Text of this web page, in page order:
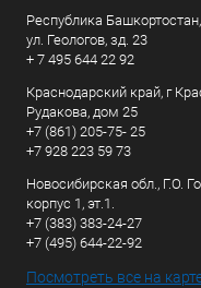
Республика
ул. Геологов, зд. 23
+ 7 495 644 22 92
Краснодарский край, г
Рудакова, дом 25
+7 (861) 205-75- 25
+7 928 223 59 73
Новосибирская обл., Г.О.
корпус 1, эт.1.
+7 (383) 383-24-27
+7 (495) 644-22-92
Посмотреть все на